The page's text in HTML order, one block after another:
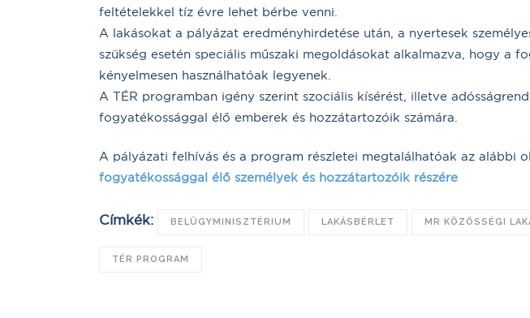
feltételekkel tíz évre lehet bérbe venni.
A lakásokat a pályázat eredményhirdetése után, a nyertesek
szükség esetén speciális műszaki megoldásokat alkalmazva, hogy a
kényelmesen használhatóak legyenek.
A TÉR programban igény szerint szociális kísérést, illetve
fogyatékossággal élő emberek és hozzátartozóik számára.
A pályázati felhívás és a program részletei megtalálhatóak az alábbi
fogyatékossággal élő személyek és hozzátartozóik részére
Címkék: BELÜGYMINISZTÉRIUM LAKÁSBÉRLET MR KÖZÖSSÉGI
TÉR PROGRAM